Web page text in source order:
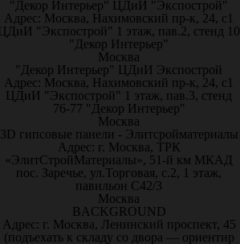
"Декор Интерьер" ЦДиИ "Экспострой"
Адрес: Москва, Нахимовский пр-к, 24, с1
"Экспострой" 1 этаж, пав.2, стенд 10
"Декор Интерьер"
Москва
"Декор Интерьер" ЦДиИ Экспострой
Адрес: Москва, Нахимовский пр-к, 24, с1
ЦДиИ "Экспострой" 1 этаж, пав.3, стенд
76-77 "Декор Интерьер"
Москва
3D гипсовые панели - Элитсройматериалы
Адрес: г. Москва, ТРК
«ЭлитСтройМатериалы», 51-й км МКАД
пос. Заречье, ул.Торговая, с.2, 1 этаж,
павильон С42/3
Москва
BACKGROUND
Адрес: г. Москва, Ленинский проспект, 45
(подъехать к складу со двора — ориентир